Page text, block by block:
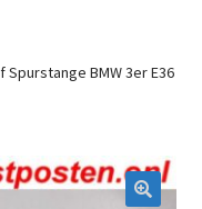
BMW 3er E36